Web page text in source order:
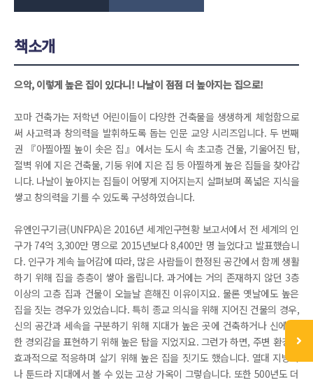
책소개
으악, 이렇게 높은 집이 있다니! 나날이 점점 더 높아지는 집으로!
꼬마 건축가는 저학년 어린이들이 다양한 건축물을 생생하게 체험함으로
써 사고력과 창의력을 발휘하도록 돕는 인문 교양 시리즈입니다. 두 번째
권 『아찔아찔 높이 솟은 집』에서는 도시 속 초고층 건물, 기울어진 탑,
절벽 위에 지은 건축물, 기둥 위에 지은 집 등 아찔하게 높은 집들을 찾아갑
니다. 나날이 높아지는 집들이 어떻게 지어지는지 살펴보며 폭넓은 지식을
쌓고 창의력을 기를 수 있도록 구성하였습니다.
유엔인구기금(UNFPA)은 2016년 세계인구현황 보고서에서 전 세계의 인
구가 74억 3,300만 명으로 2015년보다 8,400만 명 늘었다고 발표했습니
다. 인구가 계속 늘어감에 따라, 많은 사람들이 한정된 공간에서 함께 생활
하기 위해 집을 층층이 쌓아 올립니다. 과거에는 거의 존재하지 않던 3층
이상의 고층 집과 건물이 오늘날 흔해진 이유이지요. 물론 옛날에도 높은
집을 짓는 경우가 있었습니다. 특히 종교 의식을 위해 지어진 건물의 경우,
신의 공간과 세속을 구분하기 위해 지대가 높은 곳에 건축하거나 신에 대
한 경외감을 표현하기 위해 높은 탑을 지었지요. 그런가 하면, 주변 환경에
효과적으로 적응하며 살기 위해 높은 집을 짓기도 했습니다. 열대 지방이
나 툰드라 지대에서 볼 수 있는 고상 가옥이 그렇습니다. 또한 500년도 더